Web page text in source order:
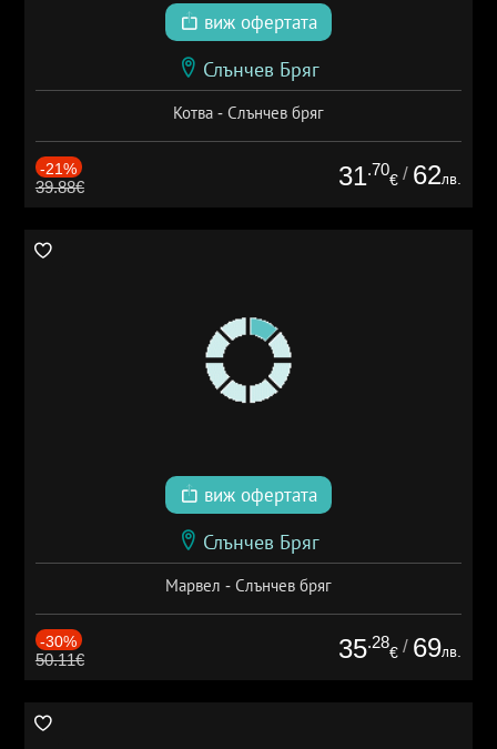
виж офертата
Слънчев Бряг
Котва - Слънчев бряг
-21%
39.88€ 31.70
€ / 62лв.
виж офертата
Слънчев Бряг
Марвел - Слънчев бряг
-30%
50.11€ 35.28
€ / 69лв.